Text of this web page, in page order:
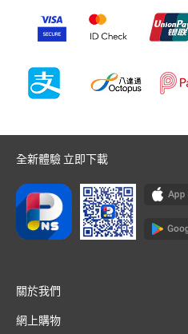
全新體驗 立即下載
關於我們
網上購物